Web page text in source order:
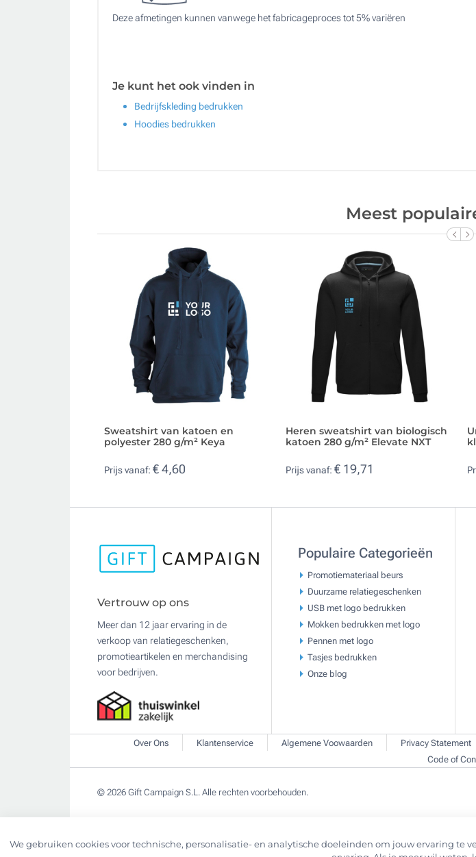
Deze afmetingen kunnen vanwege het fabricageproces tot 5% variëren
Je kunt het ook vinden in
Bedrijfskleding bedrukken
Hoodies bedrukken
Meest
Sweatshirt van katoen en
polyester 280 g/m² Keya
Prijs vanaf: € 4,60
Heren sweatshirt van biologisch
katoen 280 g/m² Elevate NXT
Prijs vanaf: € 19,71
Vertrouw op ons
Meer dan 12 jaar ervaring in de
verkoop van relatiegeschenken,
promotieartikelen en merchandising
voor bedrijven.
Populaire Categorieën
Promotiemateriaal beurs
Duurzame relatiegeschenken
USB met logo bedrukken
Mokken bedrukken met logo
Pennen met logo
Tasjes bedrukken
Onze blog
Over Ons Klantenservice Algemene Voowaarden Privacy Statement
Code of
© 2026 Gift Campaign S.L. Alle rechten voorbehouden.
We gebruiken cookies voor technische, personalisatie- en analytische doeleinden om jouw ervaring